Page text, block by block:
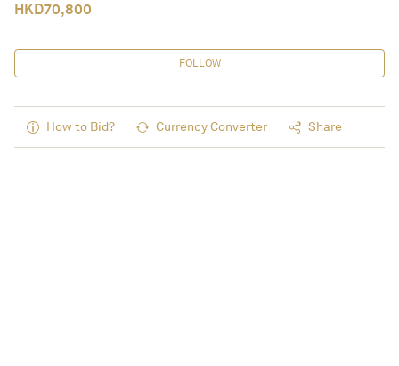
HKD70,800
FOLLOW
How to Bid? Currency Converter Share